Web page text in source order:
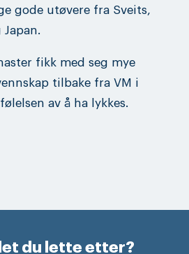
gode utøvere fra Sveits,
Japan.
fikk med seg mye
tilbake fra VM i
av å ha lykkes.
du lette etter?